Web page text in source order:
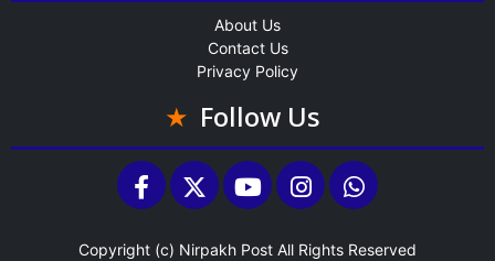
About Us
Contact Us
Privacy Policy
Follow Us
Copyright (c) Nirpakh Post All Rights Reserved